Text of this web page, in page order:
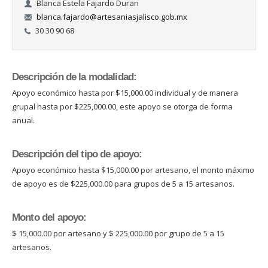
Blanca Estela Fajardo Duran
blanca.fajardo@artesaniasjalisco.gob.mx
30 30 90 68
Descripción de la modalidad:
Apoyo económico hasta por $15,000.00 individual y de manera
grupal hasta por $225,000.00, este apoyo se otorga de forma
anual.
Descripción del tipo de apoyo:
Apoyo económico hasta $15,000.00 por artesano, el monto máximo
de apoyo es de $225,000.00 para grupos de 5 a 15 artesanos.
Monto del apoyo:
$ 15,000.00 por artesano y $ 225,000.00 por grupo de 5 a 15
artesanos.